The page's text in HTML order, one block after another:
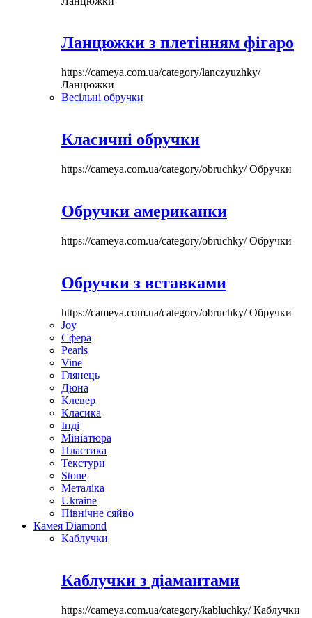
Ланцюжки з плетінням фігаро
https://cameya.com.ua/category/lanczyuzhky/
Ланцюжки
Весільні обручки
Класичні обручки
https://cameya.com.ua/category/obruchky/Обручки
Обручки американки
https://cameya.com.ua/category/obruchky/Обручки
Обручки з вставками
https://cameya.com.ua/category/obruchky/Обручки
Joy
Сфера
Pearls
Vine
Глянець
Дюна
Клевер
Класика
Інді
Мініатюра
Пластика
Текстури
Stone
Металіка
Ukraine
Північне сяйво
Камея Diamond
Каблучки
Каблучки з діамантами
https://cameya.com.ua/category/kabluchky/Каблучки